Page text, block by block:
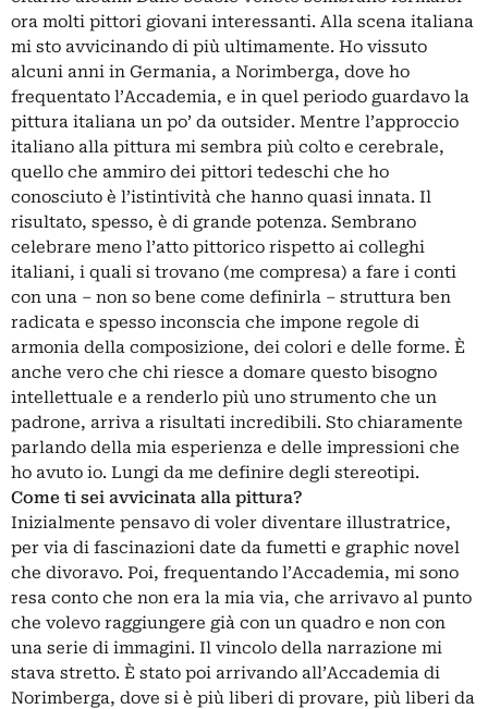
ora molti pittori giovani interessanti. Alla scena italiana
mi sto avvicinando di più ultimamente. Ho vissuto
alcuni anni in Germania, a Norimberga, dove ho
frequentato l’Accademia, e in quel periodo guardavo la
pittura italiana un po’ da outsider. Mentre l’approccio
italiano alla pittura mi sembra più colto e cerebrale,
quello che ammiro dei pittori tedeschi che ho
conosciuto è l’istintività che hanno quasi innata. Il
risultato, spesso, è di grande potenza. Sembrano
celebrare meno l’atto pittorico rispetto ai colleghi
italiani, i quali si trovano (me compresa) a fare i conti
con una ‒ non so bene come definirla ‒ struttura ben
radicata e spesso inconscia che impone regole di
armonia della composizione, dei colori e delle forme. È
anche vero che chi riesce a domare questo bisogno
intellettuale e a renderlo più uno strumento che un
padrone, arriva a risultati incredibili. Sto chiaramente
parlando della mia esperienza e delle impressioni che
ho avuto io. Lungi da me definire degli stereotipi.
Come ti sei avvicinata alla pittura?
Inizialmente pensavo di voler diventare illustratrice,
per via di fascinazioni date da fumetti e graphic novel
che divoravo. Poi, frequentando l’Accademia, mi sono
resa conto che non era la mia via, che arrivavo al punto
che volevo raggiungere già con un quadro e non con
una serie di immagini. Il vincolo della narrazione mi
stava stretto. È stato poi arrivando all’Accademia di
Norimberga, dove si è più liberi di provare, più liberi da